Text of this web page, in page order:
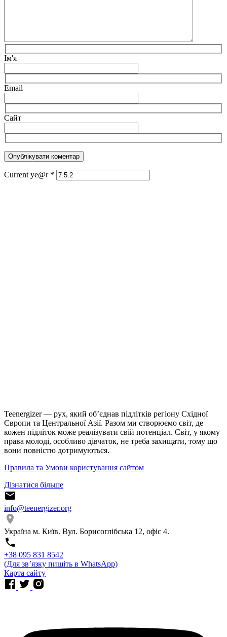
Ім'я
Email
Сайт
Current ye@r *
Teenergizer — рух, який об’єднав підлітків регіону Східної
Європи та Центральної Азії. Разом ми створюємо світ, де
кожен підліток може реалізувати свій потенціал. Світ, у якому
права молоді, особливо дівчаток, не треба захищати, тому що
вони повністю дотримуються.
Правила та Умови користування сайтом
Дізнатися більше
info@teenergizer.org
Україна м. Київ. Вул. Борисоглібська 12, офіс 4.
⁨+38 095 831 8542⁩
(Для звʼязку пишіть в WhatsApp)
Карта сайту